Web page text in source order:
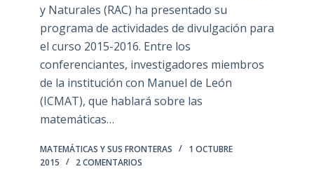
y Naturales (RAC) ha presentado su
programa de actividades de divulgación para
el curso 2015-2016. Entre los
conferenciantes, investigadores miembros
de la institución con Manuel de León
(ICMAT), que hablará sobre las
matemáticas…
MATEMÁTICAS Y SUS FRONTERAS
1 OCTUBRE
2015
2 COMENTARIOS